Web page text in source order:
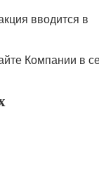
вводится в
Компании в